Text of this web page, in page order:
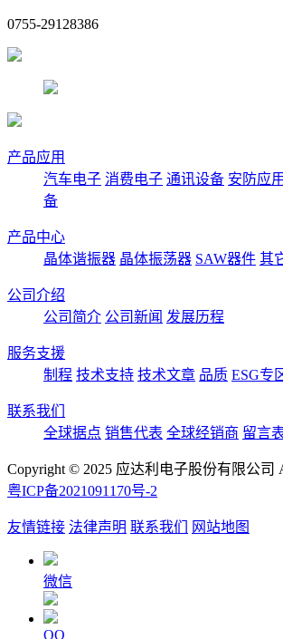
0755-29128386
产品应用
汽车电子 消费电子 通讯设备 安防应用
备
产品中心
晶体谐振器 晶体振荡器 SAW器件 其
公司介绍
公司简介 公司新闻 发展历程
服务支援
制程 技术支持 技术文章 品质 ESG专
联系我们
全球据点 销售代表 全球经销商 留言
Copyright © 2025 应达利电子股份有限公司
粤ICP备2021091170号-2
友情链接 法律声明 联系我们 网站地图
微信
QQ